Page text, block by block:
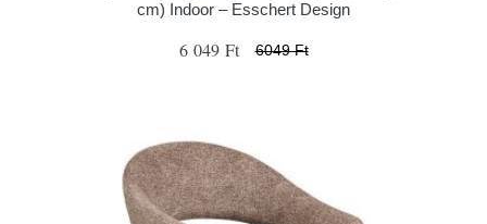
cm) Indoor – Esschert Design
6 049 Ft 6049 Ft